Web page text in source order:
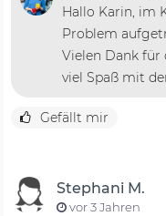
Hallo Karin, im
Problem
Vielen Dank für
viel Spaß mit
Gefällt mir
Stephani M.
vor 3 Jahren